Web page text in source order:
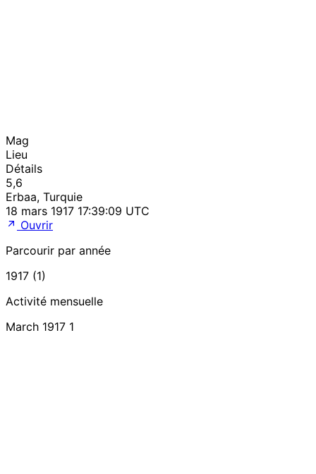
Mag
Lieu
Détails
5,6
Erbaa, Turquie
18 mars 1917 17:39:09 UTC
Ouvrir
Parcourir par année
1917 (1)
Activité mensuelle
March 1917 1